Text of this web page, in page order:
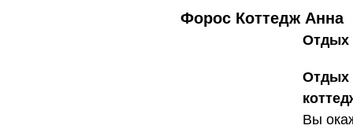
Форос Коттедж Анна
Отдых
Отдых
Вы